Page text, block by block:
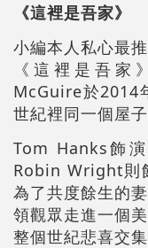
《這裡是吾家》
小編本人私心最
《這裡是吾家
McGuire於2014
世紀裡同一個屋
Tom Hanks飾
Robin Wright則
為了共度餘生的
領觀眾走進一個
整個世紀悲喜交集